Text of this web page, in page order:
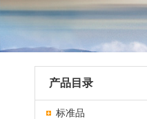
产品目录
标准品